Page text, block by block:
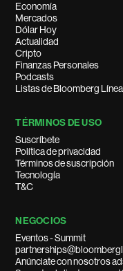
Economía
Mercados
Dólar Hoy
Actualidad
Cripto
Finanzas Personales
Podcasts
Listas de Bloomberg Línea
TÉRMINOS DE USO
Suscríbete
Política de privacidad
Términos de suscripción
Tecnología
T&C
NEGOCIOS
Eventos - Summit
Anúnciate con nosotros